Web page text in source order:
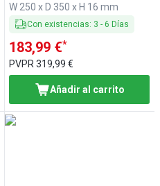
W 250 x D 350 x H 16 mm
Con existencias: 3 - 6 Días
183,99 €*
PVPR319,99 €
Añadir al carrito